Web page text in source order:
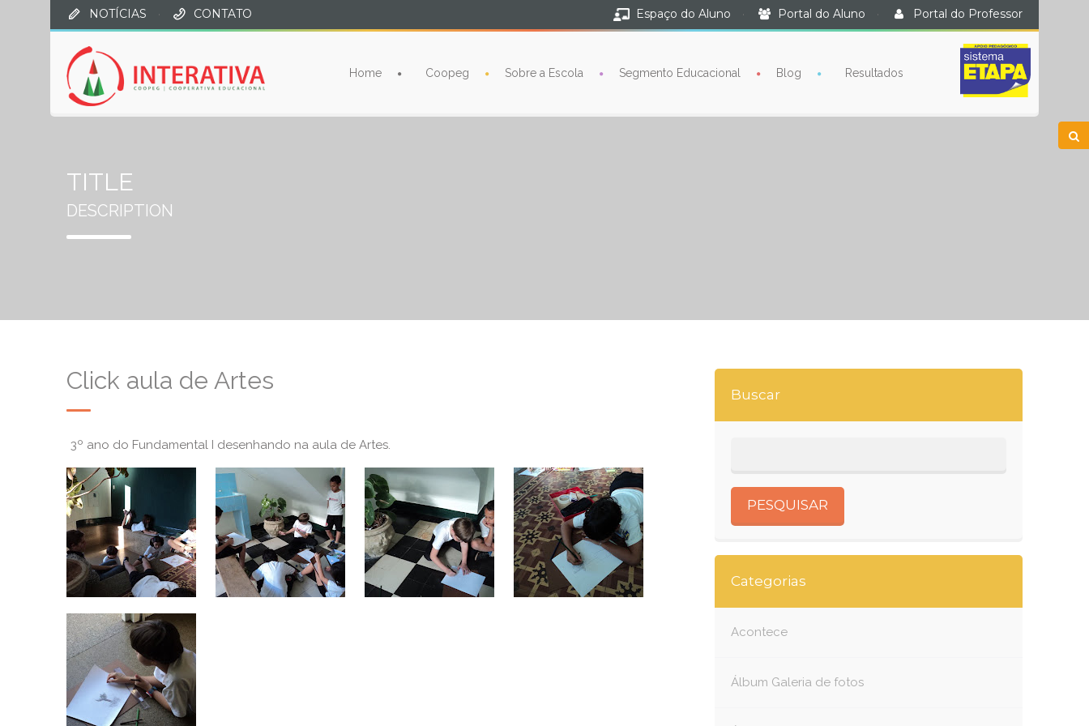
NOTÍCIAS · CONTATO Espaço do Aluno · Portal do Aluno · Portal do Professor
Home Coopeg Sobre a Escola Segmento Educacional Blog Resultados
TITLE
DESCRIPTION
Click aula de Artes
3º ano do Fundamental I desenhando na aula de Artes.
Buscar
Categorias
Acontece
Álbum Galeria de fotos